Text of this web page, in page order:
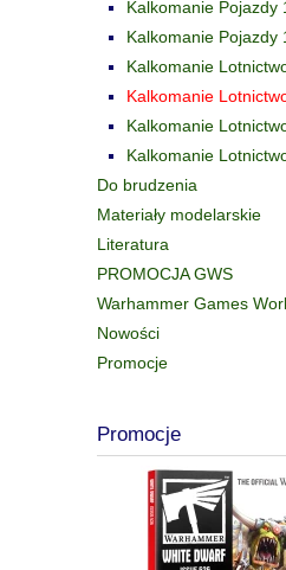
Kalkomanie Pojazdy
Kalkomanie Pojazdy
Kalkomanie
Kalkomanie
Kalkomanie
Kalkomanie
Do brudzenia
Materiały modelarskie
Literatura
PROMOCJA GWS
Warhammer Games
Nowości
Promocje
Promocje